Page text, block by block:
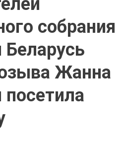
собрания
Беларусь
Жанна
посетила